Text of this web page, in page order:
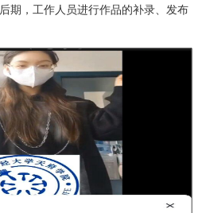
期，工作人员进行作品的补录、发布